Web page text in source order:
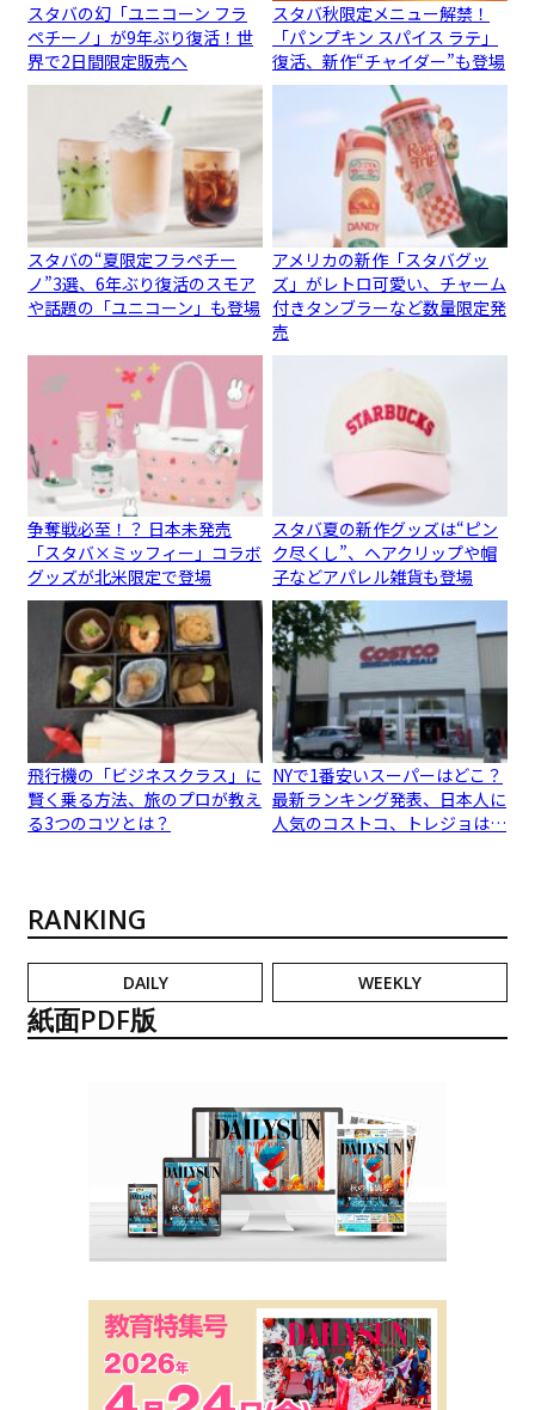
スタバの幻「ユニコーン フラ
ペチーノ」が9年ぶり復活！世
界で2日間限定販売へ
スタバ秋限定メニュー解禁！
「パンプキン スパイス ラテ」
復活、新作“チャイダー”も登場
スタバの“夏限定フラペチー
ノ”3選、6年ぶり復活のスモア
や話題の「ユニコーン」も登場
アメリカの新作「スタバグッ
ズ」がレトロ可愛い、チャーム
付きタンブラーなど数量限定発
売
争奪戦必至！？ 日本未発売
「スタバ×ミッフィー」コラボ
グッズが北米限定で登場
スタバ夏の新作グッズは“ピン
ク尽くし”、ヘアクリップや帽
子などアパレル雑貨も登場
飛行機の「ビジネスクラス」に
賢く乗る方法、旅のプロが教え
る3つのコツとは？
NYで1番安いスーパーはどこ？
最新ランキング発表、日本人に
人気のコストコ、トレジョは…
RANKING
DAILY WEEKLY
紙面PDF版